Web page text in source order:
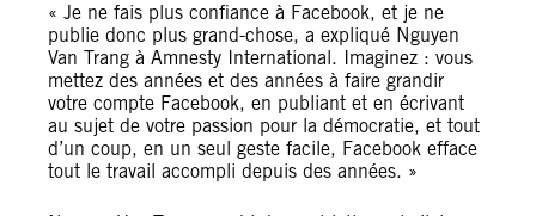
« Je ne fais plus confiance à Facebook, et je ne
publie donc plus grand-chose, a expliqué Nguyen
Van Trang à Amnesty International. Imaginez : vous
mettez des années et des années à faire grandir
votre compte Facebook, en publiant et en écrivant
au sujet de votre passion pour la démocratie, et tout
d’un coup, en un seul geste facile, Facebook efface
tout le travail accompli depuis des années. »